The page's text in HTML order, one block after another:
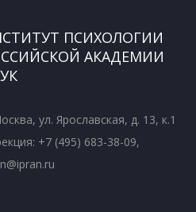
ПСИХОЛОГИИ
АКАДЕМИИ
ул. Ярославская, д. 13, к.1
+7 (495) 683-38-09,